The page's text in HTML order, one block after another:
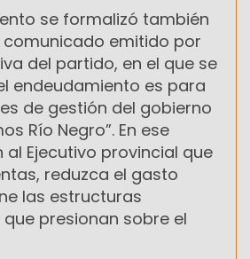
se formalizó también
emitido por
del partido, en el que se
endeudamiento es para
de gestión del gobierno
Río Negro”. En ese
al Ejecutivo provincial que
reduzca el gasto
las estructuras
presionan sobre el